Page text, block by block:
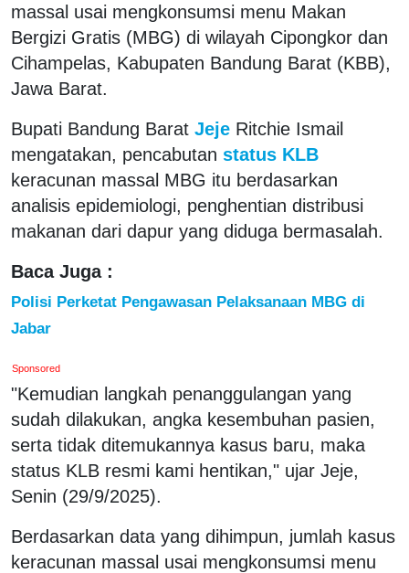
massal usai mengkonsumsi menu Makan
Bergizi Gratis (MBG) di wilayah Cipongkor dan
Cihampelas, Kabupaten Bandung Barat (KBB),
Jawa Barat.
Bupati Bandung Barat Jeje Ritchie Ismail
mengatakan, pencabutan status KLB
keracunan massal MBG itu berdasarkan
analisis epidemiologi, penghentian distribusi
makanan dari dapur yang diduga bermasalah.
Baca Juga :
Polisi Perketat Pengawasan Pelaksanaan MBG di
Jabar
Sponsored
"Kemudian langkah penanggulangan yang
sudah dilakukan, angka kesembuhan pasien,
serta tidak ditemukannya kasus baru, maka
status KLB resmi kami hentikan," ujar Jeje,
Senin (29/9/2025).
Berdasarkan data yang dihimpun, jumlah kasus
keracunan massal usai mengkonsumsi menu